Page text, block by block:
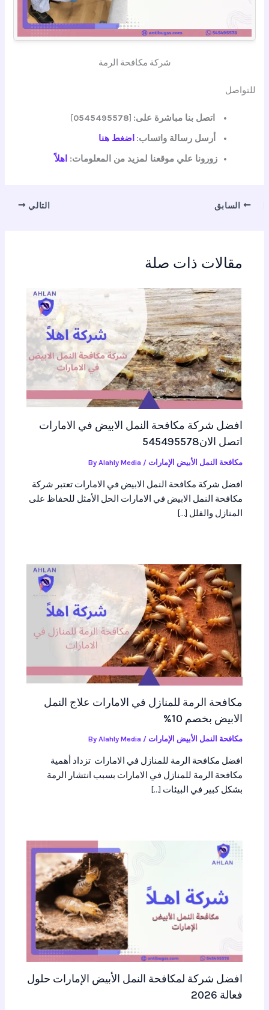
شركة مكافحة الرمة
للتواصل
اتصل بنا مباشرة على: [
0545495578
]
أرسل رسالة واتساب: اضغط هنا
زورونا علي موقعنا لمزيد من المعلومات: اهلاً
السابق التالي
مقالات ذات صلة
افضل شركة مكافحة النمل الابيض في الامارات
اتصل الان545495578
مكافحة النمل الأبيض الإمارات / By
Alahly Media
افضل شركة مكافحة النمل الابيض في الامارات تعتبر شركة
مكافحة النمل الابيض في الامارات الحل الأمثل للحفاظ على
المنازل والفلل […]
مكافحة الرمة للمنازل في الامارات علاج النمل
الابيض بخصم 10%
مكافحة النمل الأبيض الإمارات / By
Alahly Media
افضل مكافحة الرمة للمنازل في الامارات تزداد أهمية
مكافحة الرمة للمنازل في الامارات بسبب انتشار الرمة
بشكل كبير في البيئات […]
افضل شركة لمكافحة النمل الأبيض الإمارات حلول
فعالة 2026